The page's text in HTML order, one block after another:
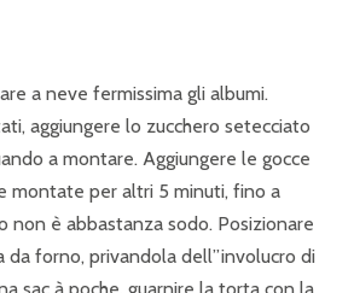
a neve fermissima gli albumi.
aggiungere lo zucchero setecciato
a montare. Aggiungere le gocce
montate per altri 5 minuti, fino a
non è abbastanza sodo. Posizionare
da forno, privandola dell”involucro di